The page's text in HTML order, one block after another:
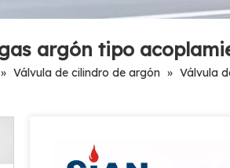
argón tipo
» Válvula de cilindro de argón » Válvula